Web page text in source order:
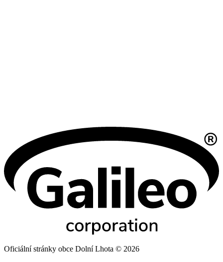
Oficiální stránky obce Dolní Lhota © 2026